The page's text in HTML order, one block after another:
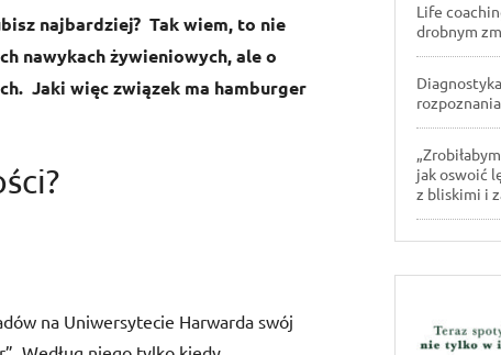
najbardziej? Tak wiem, to nie
nawykach żywieniowych, ale o
Jaki więc związek ma hamburger
na Uniwersytecie Harwarda swój
Life
drobnym
rozpoznania
jak oswoić
z bliskimi i